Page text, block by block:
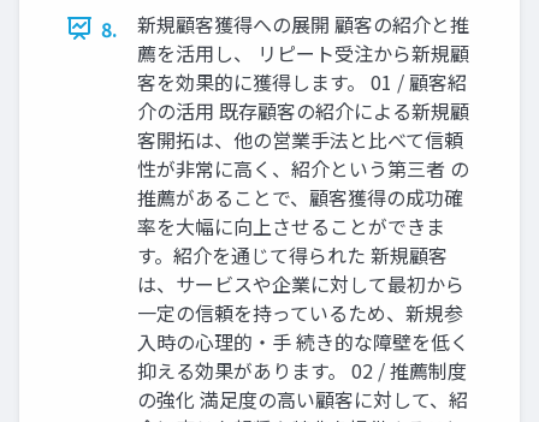
8.
新規顧客獲得への展開 顧客の紹介と推
薦を活用し、 リピート受注から新規顧
客を効果的に獲得します。 01 / 顧客紹
介の活用 既存顧客の紹介による新規顧
客開拓は、他の営業手法と比べて信頼
性が非常に高く、紹介という第三者 の
推薦があることで、顧客獲得の成功確
率を大幅に向上させることができま
す。紹介を通じて得られた 新規顧客
は、サービスや企業に対して最初から
一定の信頼を持っているため、新規参
入時の心理的・手 続き的な障壁を低く
抑える効果があります。 02 / 推薦制度
の強化 満足度の高い顧客に対して、紹